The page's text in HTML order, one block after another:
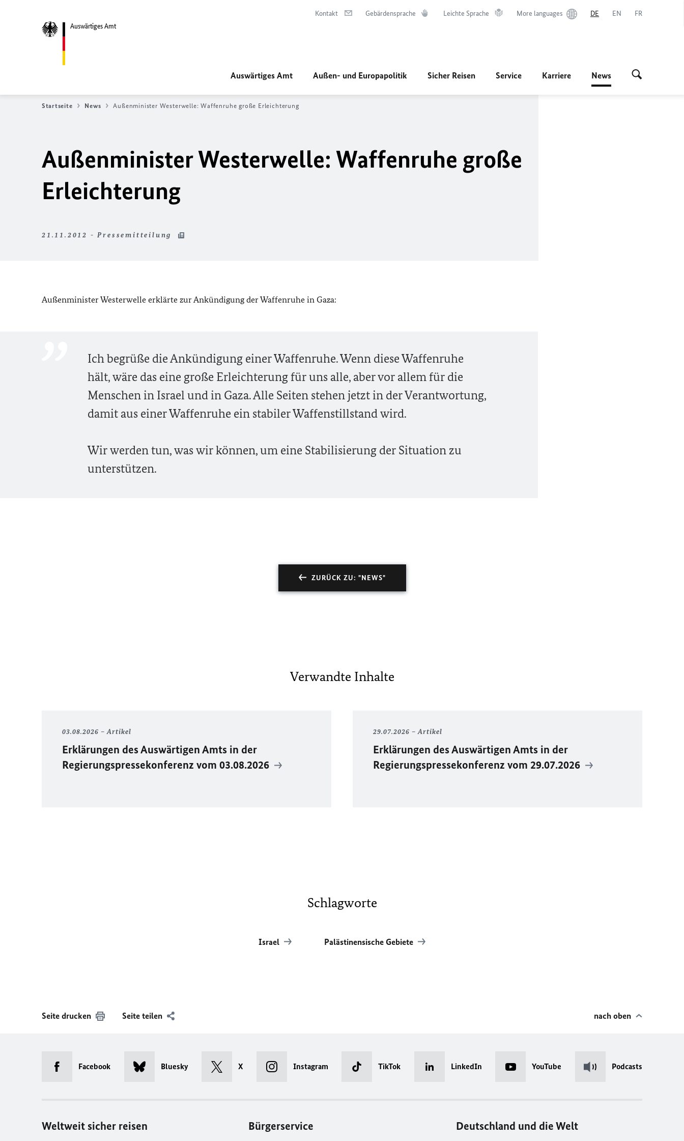
Auswärtiges Amt
Kontakt Gebärdensprache Leichte Sprache More languages DE EN FR
Auswärtiges Amt Außen- und Europapolitik Sicher Reisen Service Karriere News
Startseite News Außenminister Westerwelle: Waffenruhe große Erleichterung
Außenminister Westerwelle: Waffenruhe große
Erleichterung
21.11.2012 - Pressemitteilung
Außenminister Westerwelle erklärte zur Ankündigung der Waffenruhe in Gaza:
Ich begrüße die Ankündigung einer Waffenruhe. Wenn diese Waffenruhe
hält, wäre das eine große Erleichterung für uns alle, aber vor allem für die
Menschen in Israel und in Gaza. Alle Seiten stehen jetzt in der Verantwortung,
damit aus einer Waffenruhe ein stabiler Waffenstillstand wird.
Wir werden tun, was wir können, um eine Stabilisierung der Situation zu
unterstützen.
ZURÜCK ZU: "NEWS"
Verwandte Inhalte
03.08.2026 Artikel
Erklärungen des Auswärtigen Amts in der
Regierungspressekonferenz vom 03.08.2026
29.07.2026 Artikel
Erklärungen des Auswärtigen Amts in der
Regierungspressekonferenz vom 29.07.2026
Schlagworte
Israel Palästinensische Gebiete
Seite drucken Seite teilen nach oben
Facebook Bluesky X Instagram TikTok LinkedIn YouTube Podcasts
Weltweit sicher reisen Bürgerservice Deutschland und die Welt